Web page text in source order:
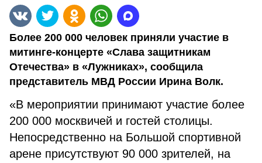
Более 200 000 человек приняли участие в
митинге-концерте «Слава защитникам
Отечества» в «Лужниках», сообщила
представитель МВД России Ирина Волк.
«В мероприятии принимают участие более
200 000 москвичей и гостей столицы.
Непосредственно на Большой спортивной
арене присутствуют 90 000 зрителей, на